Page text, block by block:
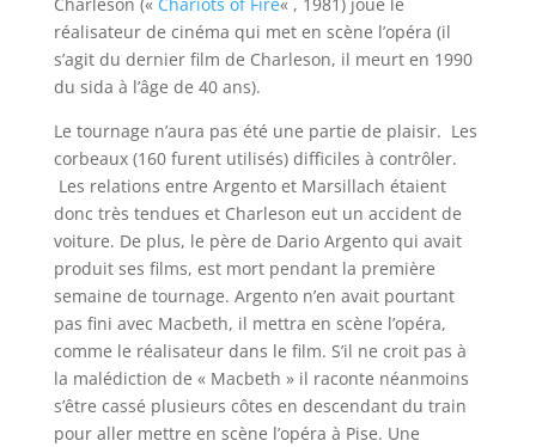
réalisateur de cinéma qui met en scène l’opéra (il
s’agit du dernier film de Charleson, il meurt en 1990
du sida à l’âge de 40 ans).
Le tournage n’aura pas été une partie de plaisir. Les
corbeaux (160 furent utilisés) difficiles à contrôler.
Les relations entre Argento et Marsillach étaient
donc très tendues et Charleson eut un accident de
voiture. De plus, le père de Dario Argento qui avait
produit ses films, est mort pendant la première
semaine de tournage. Argento n’en avait pourtant
pas fini avec Macbeth, il mettra en scène l’opéra,
comme le réalisateur dans le film. S’il ne croit pas à
la malédiction de « Macbeth » il raconte néanmoins
s’être cassé plusieurs côtes en descendant du train
pour aller mettre en scène l’opéra à Pise. Une